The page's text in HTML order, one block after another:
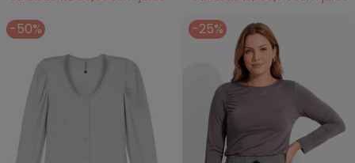
-50% -25%